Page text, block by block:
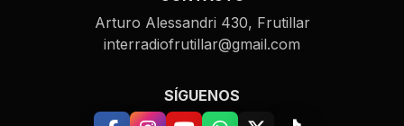
Arturo Alessandri 430, Frutillar
interradiofrutillar@gmail.com
SÍGUENOS